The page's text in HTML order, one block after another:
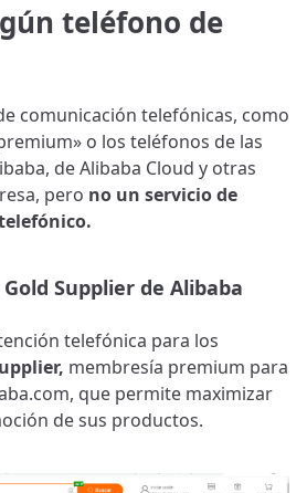
teléfono de
comunicación telefónicas, como
o los teléfonos de las
de Alibaba Cloud y otras
pero no un servicio de
Supplier de Alibaba
telefónica para los
membresía premium para
que permite maximizar
de sus productos.